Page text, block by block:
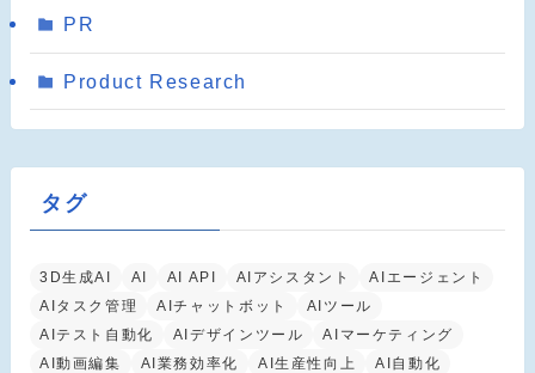
PR
Product Research
タグ
3D生成AI AI AI API AIアシスタント
AIエージェント
AIタスク管理
AIチャットボット
AIツール
AIテスト自動化
AIデザインツール
AIマーケティング
AI動画編集
AI業務効率化 AI生産性向上
AI自動化